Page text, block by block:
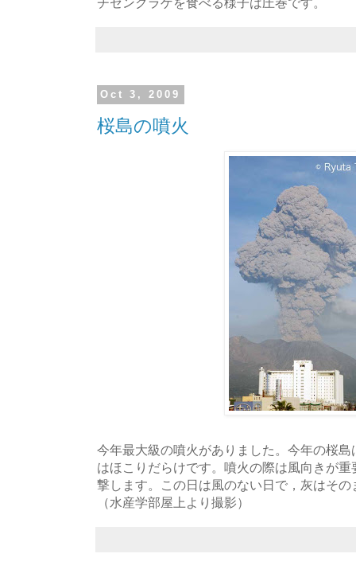
Oct 3, 2009
桜島の噴火
今年最大級の噴火がありました。今年の桜
はほこりだらけです。噴火の際は風向きが
撃します。この日は風のない日で，灰はそ
（水産学部屋上より撮影）